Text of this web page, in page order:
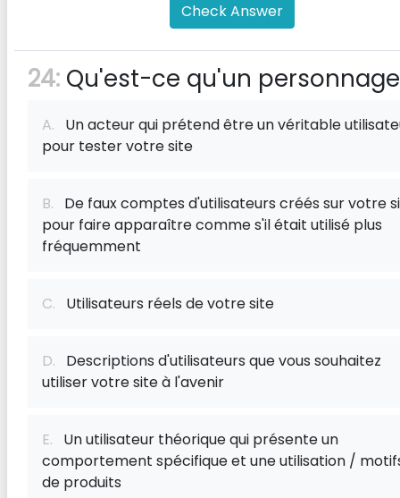
Check Answer
24: Qu'est-ce qu'un
A. Un acteur qui prétend être un véritable
pour tester votre site
B. De faux comptes d'utilisateurs créés sur votre
pour faire apparaître comme s'il était utilisé plus
fréquemment
C. Utilisateurs réels de votre site
D. Descriptions d'utilisateurs que vous souhaitez
utiliser votre site à l'avenir
E. Un utilisateur théorique qui présente un
comportement spécifique et une utilisation /
de produits